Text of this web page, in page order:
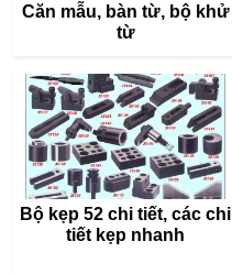
Căn mẫu, bàn từ, bộ khử
từ
Bộ kẹp 52 chi tiết, các chi
tiết kẹp nhanh